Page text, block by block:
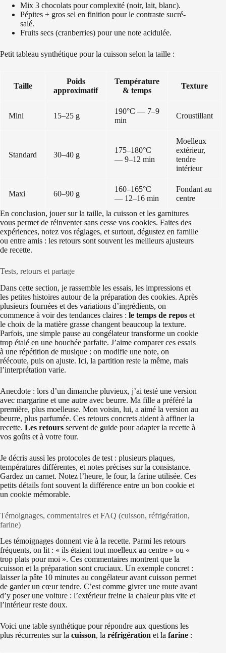
Mix 3 chocolats pour complexité (noir, lait, blanc).
Pépites + gros sel en finition pour le contraste sucré-
salé.
Fruits secs (cranberries) pour une note acidulée.
Petit tableau synthétique pour la cuisson selon la taille :
Taille
Poids
approximatif
Température
& temps
Texture
Mini 15–25 g
190°C — 7–9
min
Croustillant
Standard 30–40 g
175–180°C
— 9–12 min
Moelleux
extérieur,
tendre
intérieur
Maxi 60–90 g
160–165°C
— 12–16 min
Fondant au
centre
En conclusion, jouer sur la taille, la cuisson et les garnitures
vous permet de réinventer sans cesse vos cookies. Faites des
expériences, notez vos réglages, et surtout, dégustez en famille
ou entre amis : les retours sont souvent les meilleurs ajusteurs
de recette.
Tests, retours et partage
Dans cette section, je rassemble les essais, les impressions et
les petites histoires autour de la préparation des cookies. Après
plusieurs fournées et des variations d’ingrédients, on
commence à voir des tendances claires : le temps de repos et
le choix de la matière grasse changent beaucoup la texture.
Parfois, une simple pause au congélateur transforme un cookie
trop étalé en une bouchée parfaite. J’aime comparer ces essais
à une répétition de musique : on modifie une note, on
réécoute, puis on ajuste. Ici, la partition reste la même, mais
l’interprétation varie.
Anecdote : lors d’un dimanche pluvieux, j’ai testé une version
avec margarine et une autre avec beurre. Ma fille a préféré la
première, plus moelleuse. Mon voisin, lui, a aimé la version au
beurre, plus parfumée. Ces retours concrets aident à affiner la
recette. Les retours servent de guide pour adapter la recette à
vos goûts et à votre four.
Je décris aussi les protocoles de test : plusieurs plaques,
températures différentes, et notes précises sur la consistance.
Gardez un carnet. Notez l’heure, le four, la farine utilisée. Ces
petits détails font souvent la différence entre un bon cookie et
un cookie mémorable.
Témoignages, commentaires et FAQ (cuisson, réfrigération,
farine)
Les témoignages donnent vie à la recette. Parmi les retours
fréquents, on lit : « ils étaient tout moelleux au centre » ou «
trop plats pour moi ». Ces commentaires montrent que la
cuisson et la préparation sont cruciaux. Un exemple concret :
laisser la pâte 10 minutes au congélateur avant cuisson permet
de garder un cœur tendre. C’est comme givrer une route avant
d’y poser une voiture : l’extérieur freine la chaleur plus vite et
l’intérieur reste doux.
Voici une table synthétique pour répondre aux questions les
plus récurrentes sur la cuisson, la réfrigération et la farine :